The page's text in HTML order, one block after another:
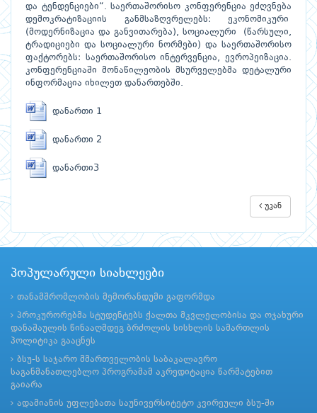
და ტენდენციები“. საერთაშორისო კონფერენცია ეძღვნება
დემოკრატიზაციის განმსაზღვრელებს: ეკონომიკური
(მოდერნიზაცია და განვითარება), სოციალური (წარსული,
ტრადიციები და სოციალური ნორმები) და საერთაშორისო
ფაქტორებს: საერთაშორისო ინტერვენცია, ევროპეიზაცია.
კონფერენციაში მონაწილეობის მსურველებმა დეტალური
ინფორმაცია იხილეთ დანართებში.
დანართი 1
დანართი 2
დანართი3
უკან
პოპულარული სიახლეები
თანამშრომლობის მემორანდუმი გაფორმდა
პროკურორებმა სტუდენტებს ქალთა მკვლელობისა და ოჯახური
დანაშაულის წინააღმდეგ ბრძოლის სისხლის სამართლის
პოლიტიკა გააცნეს
ბსუ-ს საჯარო მმართველობის საბაკალავრო
საგანმანათლებლო პროგრამამ აკრედიტაცია წარმატებით
გაიარა
ადამიანის უფლებათა საუნივერსიტეტო კვირეული ბსუ-ში